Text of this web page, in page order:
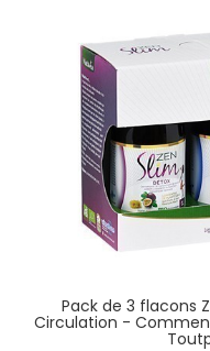
Pack de 3 flacons
Circulation -